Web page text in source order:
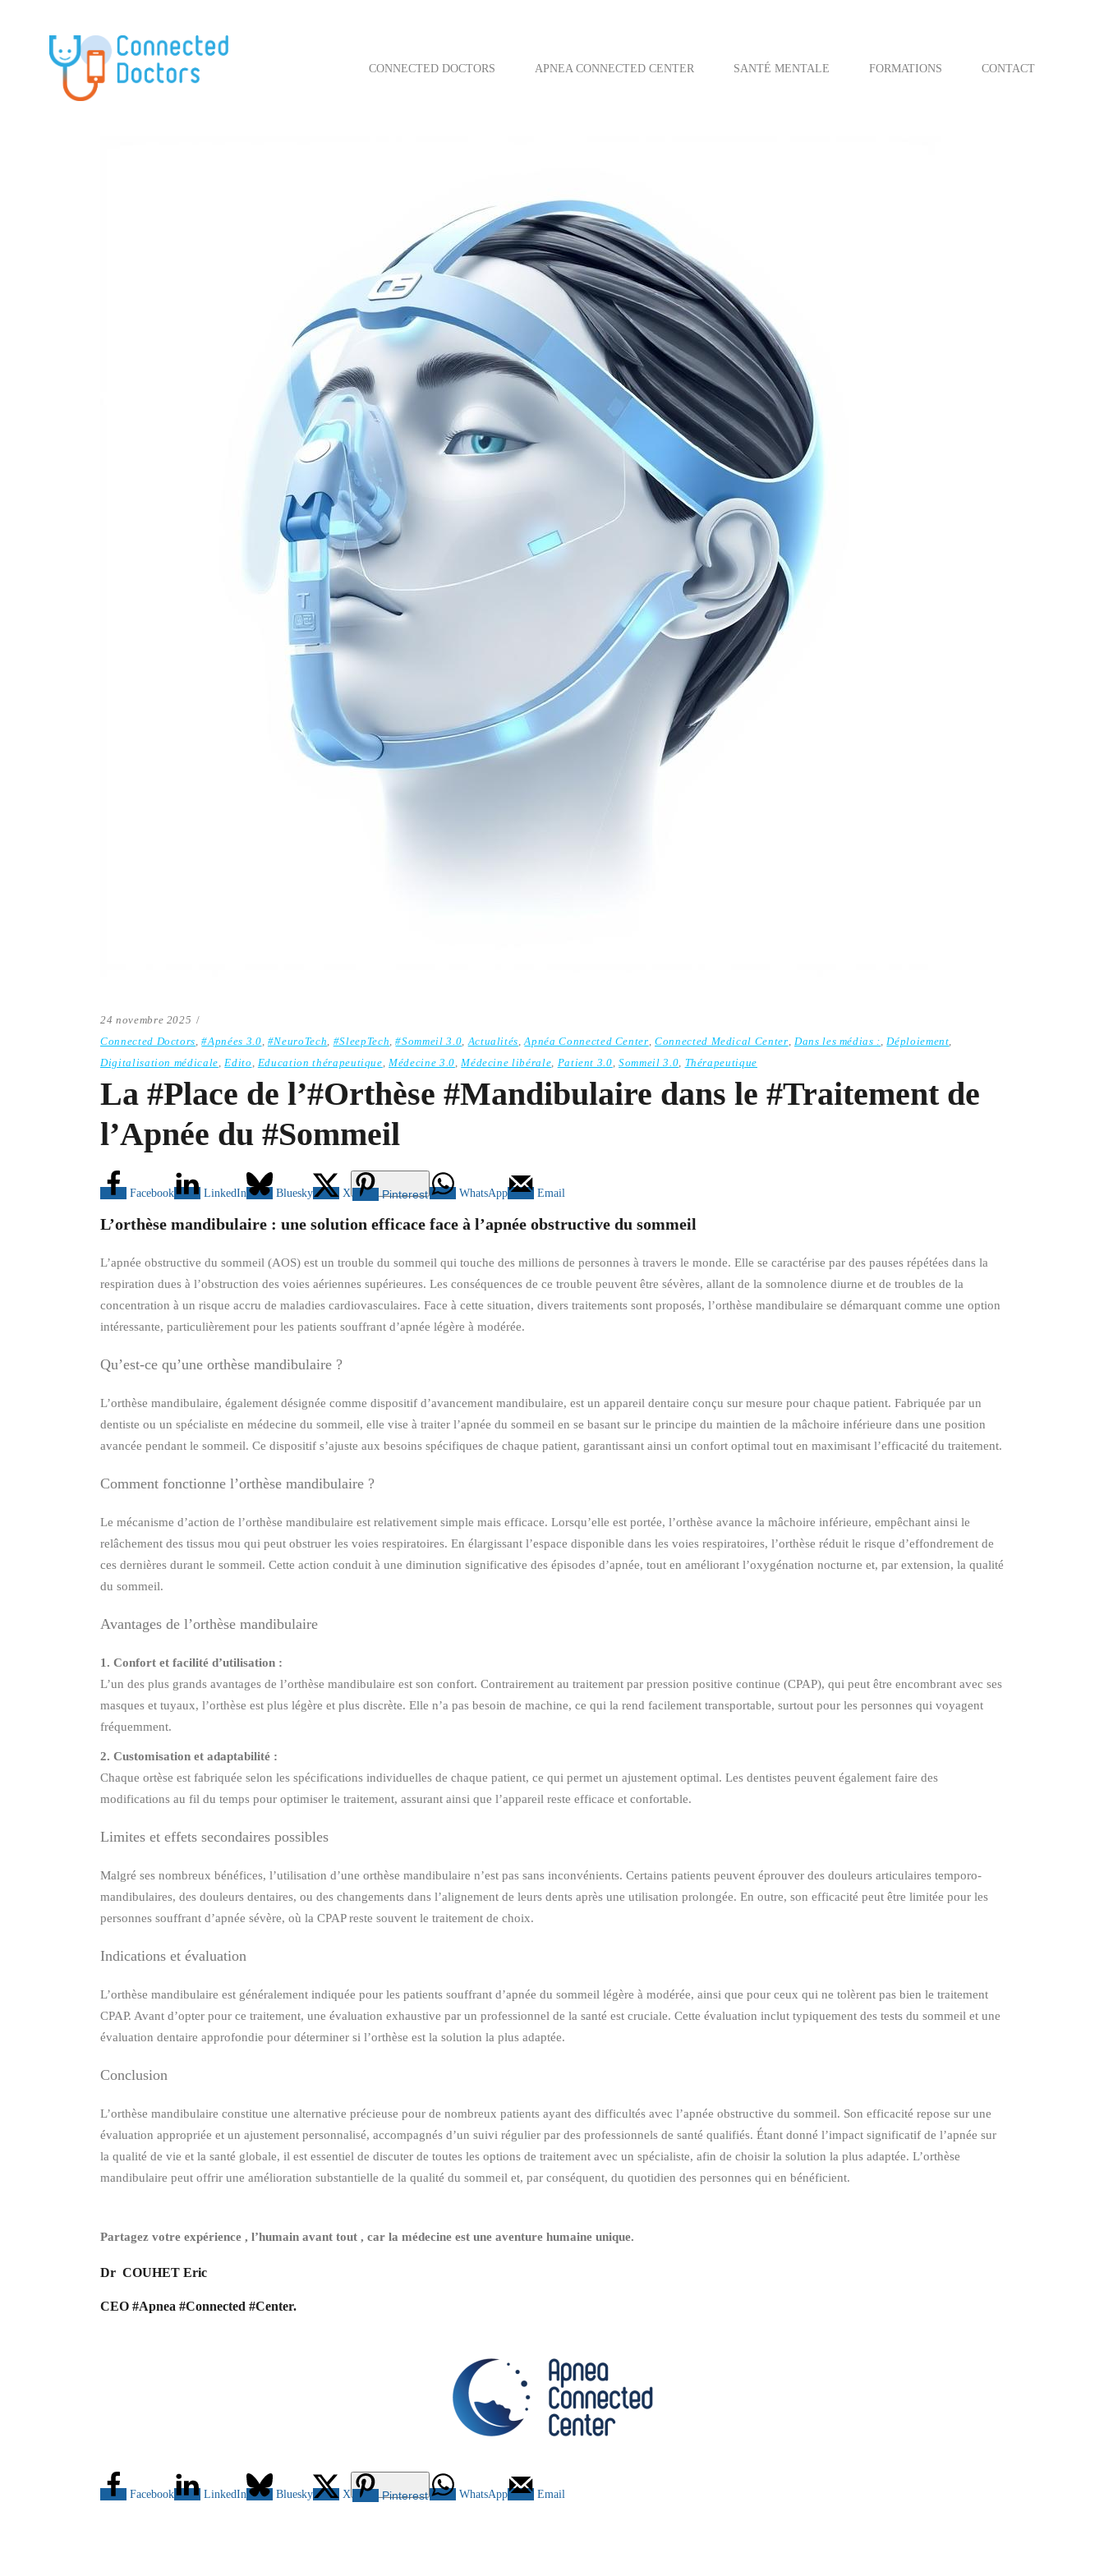
CONNECTED DOCTORS APNEA CONNECTED CENTER SANTÉ MENTALE FORMATIONS CONTACT
24 novembre 2025
Connected Doctors,#Apnées 3.0, #NeuroTech, #SleepTech,#Sommeil 3.0,Actualités,Apnéa Connected Center,Connected Medical Center, Dans les médias :,Déploiement,
Digitalisation médicale,Edito , Education thérapeutique,Médecine 3.0,Médecine libérale, Patient 3.0,Sommeil 3.0, Thérapeutique
La #Place de l’#Orthèse #Mandibulaire dans le #Traitement de
l’Apnée du #Sommeil
Facebook LinkedIn Bluesky X Pinterest WhatsApp Email
L’orthèse mandibulaire : une solution efficace face à l’apnée obstructive du sommeil
L’apnée obstructive du sommeil (AOS) est un trouble du sommeil qui touche des millions de personnes à travers le monde. Elle se caractérise par des pauses répétées dans la
respiration dues à l’obstruction des voies aériennes supérieures. Les conséquences de ce trouble peuvent être sévères, allant de la somnolence diurne et de troubles de la
concentration à un risque accru de maladies cardiovasculaires. Face à cette situation, divers traitements sont proposés, l’orthèse mandibulaire se démarquant comme une option
intéressante, particulièrement pour les patients souffrant d’apnée légère à modérée.
Qu’est-ce qu’une orthèse mandibulaire ?
L’orthèse mandibulaire, également désignée comme dispositif d’avancement mandibulaire, est un appareil dentaire conçu sur mesure pour chaque patient. Fabriquée par un
dentiste ou un spécialiste en médecine du sommeil, elle vise à traiter l’apnée du sommeil en se basant sur le principe du maintien de la mâchoire inférieure dans une position
avancée pendant le sommeil. Ce dispositif s’ajuste aux besoins spécifiques de chaque patient, garantissant ainsi un confort optimal tout en maximisant l’efficacité du traitement.
Comment fonctionne l’orthèse mandibulaire ?
Le mécanisme d’action de l’orthèse mandibulaire est relativement simple mais efficace. Lorsqu’elle est portée, l’orthèse avance la mâchoire inférieure, empêchant ainsi le
relâchement des tissus mou qui peut obstruer les voies respiratoires. En élargissant l’espace disponible dans les voies respiratoires, l’orthèse réduit le risque d’effondrement de
ces dernières durant le sommeil. Cette action conduit à une diminution significative des épisodes d’apnée, tout en améliorant l’oxygénation nocturne et, par extension, la qualité
du sommeil.
Avantages de l’orthèse mandibulaire
1. Confort et facilité d’utilisation :
L’un des plus grands avantages de l’orthèse mandibulaire est son confort. Contrairement au traitement par pression positive continue (CPAP), qui peut être encombrant avec ses
masques et tuyaux, l’orthèse est plus légère et plus discrète. Elle n’a pas besoin de machine, ce qui la rend facilement transportable, surtout pour les personnes qui voyagent
fréquemment.
2. Customisation et adaptabilité :
Chaque ortèse est fabriquée selon les spécifications individuelles de chaque patient, ce qui permet un ajustement optimal. Les dentistes peuvent également faire des
modifications au fil du temps pour optimiser le traitement, assurant ainsi que l’appareil reste efficace et confortable.
Limites et effets secondaires possibles
Malgré ses nombreux bénéfices, l’utilisation d’une orthèse mandibulaire n’est pas sans inconvénients. Certains patients peuvent éprouver des douleurs articulaires temporo-
mandibulaires, des douleurs dentaires, ou des changements dans l’alignement de leurs dents après une utilisation prolongée. En outre, son efficacité peut être limitée pour les
personnes souffrant d’apnée sévère, où la CPAP reste souvent le traitement de choix.
Indications et évaluation
L’orthèse mandibulaire est généralement indiquée pour les patients souffrant d’apnée du sommeil légère à modérée, ainsi que pour ceux qui ne tolèrent pas bien le traitement
CPAP. Avant d’opter pour ce traitement, une évaluation exhaustive par un professionnel de la santé est cruciale. Cette évaluation inclut typiquement des tests du sommeil et une
évaluation dentaire approfondie pour déterminer si l’orthèse est la solution la plus adaptée.
Conclusion
L’orthèse mandibulaire constitue une alternative précieuse pour de nombreux patients ayant des difficultés avec l’apnée obstructive du sommeil. Son efficacité repose sur une
évaluation appropriée et un ajustement personnalisé, accompagnés d’un suivi régulier par des professionnels de santé qualifiés. Étant donné l’impact significatif de l’apnée sur
la qualité de vie et la santé globale, il est essentiel de discuter de toutes les options de traitement avec un spécialiste, afin de choisir la solution la plus adaptée. L’orthèse
mandibulaire peut offrir une amélioration substantielle de la qualité du sommeil et, par conséquent, du quotidien des personnes qui en bénéficient.
Partagez votre expérience , l’humain avant tout , car la médecine est une aventure humaine unique.
Dr COUHET Eric
CEO #Apnea #Connected #Center.
Facebook LinkedIn Bluesky X Pinterest WhatsApp Email